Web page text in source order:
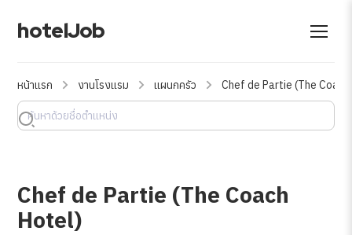
hotelJob
หน้าแรก งานโรงแรม แผนกครัว Chef de Partie (The
Chef de Partie (The Coach
Hotel)